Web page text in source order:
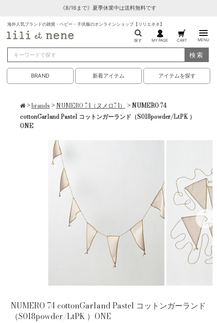
《8/16まで》夏季休業中は送料無料です
海外人気ブランドの雑貨・ベビー・子供服のオンラインショップ【リリエネネ】
探す MY PAGE CART MENU
検索
BRAND 新着アイテム アイテムを探す
>brands > NUMERO 74（ヌメロ74） > NUMERO 74
cottonGarland Pastel コットンガーランド（S018powder/LtPK ）
ONE
NUMERO 74 cottonGarland Pastel コットンガーランド
（S018powder/LtPK ）ONE